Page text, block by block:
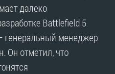
далеко
Battlefield 5
генеральный менеджер
Он отметил, что